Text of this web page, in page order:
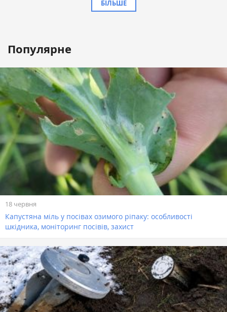
БІЛЬШЕ
Популярне
18 червня
Капустяна міль у посівах озимого ріпаку: особливості
шкідника, моніторинг посівів, захист